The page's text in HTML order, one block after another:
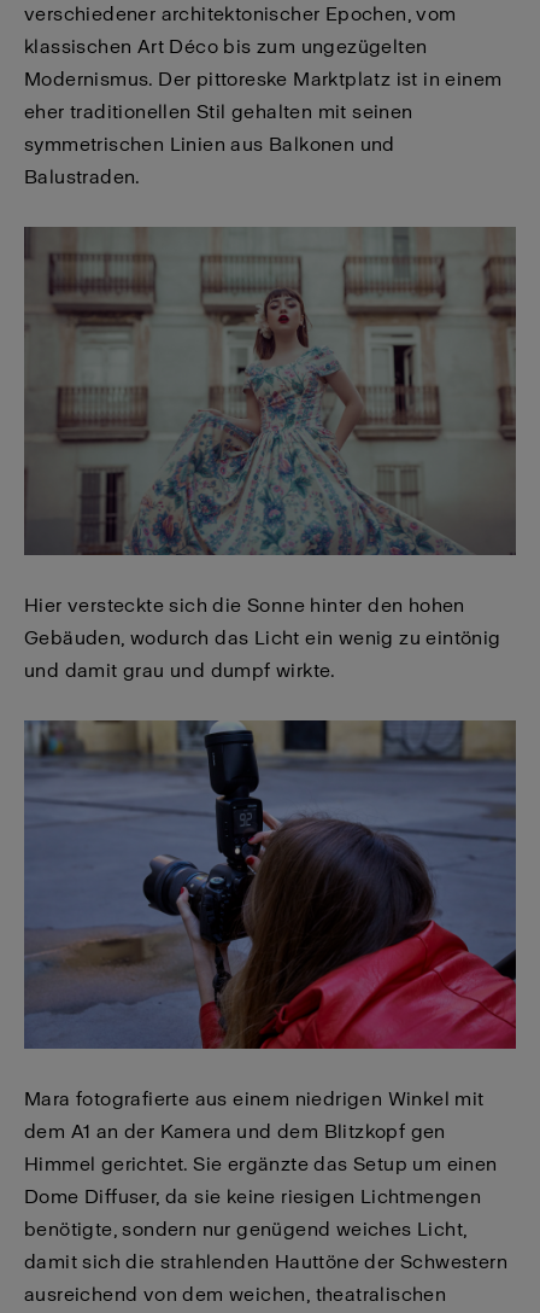
verschiedener architektonischer Epochen, vom
klassischen Art Déco bis zum ungezügelten
Modernismus. Der pittoreske Marktplatz ist in einem
eher traditionellen Stil gehalten mit seinen
symmetrischen Linien aus Balkonen und
Balustraden.
Hier versteckte sich die Sonne hinter den hohen
Gebäuden, wodurch das Licht ein wenig zu eintönig
und damit grau und dumpf wirkte.
Mara fotografierte aus einem niedrigen Winkel mit
dem A1 an der Kamera und dem Blitzkopf gen
Himmel gerichtet. Sie ergänzte das Setup um einen
Dome Diffuser, da sie keine riesigen Lichtmengen
benötigte, sondern nur genügend weiches Licht,
damit sich die strahlenden Hauttöne der Schwestern
ausreichend von dem weichen, theatralischen